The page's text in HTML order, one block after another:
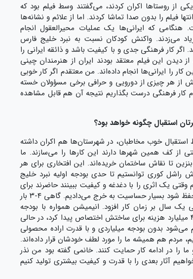
از روستاها اکران کردند، می‌گفتند وسط فیلم بود که
فیلم را بدون صدا تماشا کردند. اما از علائم و نشانه‌ها
که ایرانی‌ها یک عملیات محیرالعقول انجام
می‌زدند. واکنش کودکان نسبت به نبرد خلیج فارس
کار فرهنگی جدی و با کیفیت باشد و ذائقه ایرانی را
این فیلم معتقد بودند ایران از هنرمندان چینی
را ایرانی‌ها انجام داده‌اند. من معتقدم اگر کار خوبی
از هر چیزی از دورویی و حرافی برخی مسؤولان خسته
کار فرهنگی درست بگذاریم نتیجه آن هم قابل مشاهده
خوب مخاطبان، در شهرستان‌ها هم اکران داشته
از کف همین شهر‌ها دارند این کارها را می‌سازند. ما
تا نقاش ساختمان خریده‌اند. این افتخاری برای هر
کوری توانستیم تا حدی بودجه اولیه نبرد خلیج
وقتی یک اثری را با دغدغه و کیفیت ببینند حاضرند برای
آن پول هم بدهند. ما برای اینکه شأن کار جهت ارائه به مردم حفظ شود بسیار حساسیت به خرج می‌دادیم. گاهی ۴-۳ بار
سال بر زمان کار افزود. انیمیشن همواره با بودجه
میلیاردی بسته می‌شود. من انیمیشنی را سراغ دارم که نزدیک ۴ میلیارد هزینه برای ساختش اختصاص پیدا کرد، در حالی
می‌شود بدون بودجه میلیاردی و با قدرت اراده محصولی
مردم هم همیشه ما را مورد لطف خودشان قرار داده‌اند.
ما را در ادامه کار حمایت کنند. خانمی گفته بود من نذر
آثار بعدی را با قدرت و کیفیت بیشتری تولید کنیم